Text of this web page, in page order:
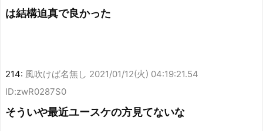
は結構迫真で良かった
214: 風吹けば名無し 2021/01/12(火) 04:19:21.54
ID:zwR0287S0
そういや最近ユースケの方見てないな